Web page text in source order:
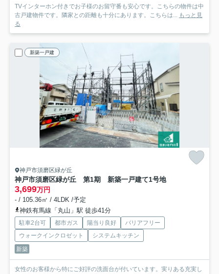
TVインターホン付きでお子様のお留守番も安心です。こちらの物件は中
古戸建物件です。隣家との距離も十分にあります。こちらは... もっと見
る
新築一戸建
神戸市須磨区緑が丘
神戸市須磨区緑が丘 第1期 新築一戸建て1号地
3,699万円
- / 105.36㎡ / 4LDK /予定
神鉄有馬線「丸山」駅 徒歩41分
駐車2台可 都市ガス 陽当り良好
バリアフリー
ウォークインクロゼット
システムキッチン
新築
女性のお客様から特にご好評の洗面台が付いています。実りある充実し